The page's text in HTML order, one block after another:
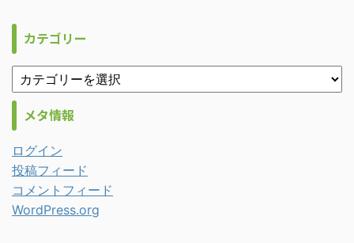
カテゴリー
メタ情報
ログイン
投稿フィード
コメントフィード
WordPress.org